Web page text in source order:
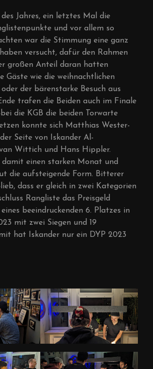
Jahres, ein letztes Mal die
und vor allem so
war die Stimmung eine ganz
versucht, dafür den Rahmen
großen Anteil daran hatten
Gäste wie die weihnachtlichen
der bärenstarke Besuch aus
trafen die Beiden auch im Finale
die KGB die beiden Torwarte
konnte sich Matthias Wester-
Seite von Iskander Al-
Wittich und Hans Hippler.
damit einen starken Monat und
die aufsteigende Form. Bitterer
dass er gleich in zwei Kategorien
Rangliste das Preisgeld
beeindruckenden 6. Platzes in
mit zwei Siegen und 19
hat Iskander nur ein DYP 2023